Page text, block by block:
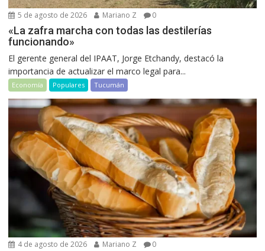
5 de agosto de 2026 Mariano Z 0
«La zafra marcha con todas las destilerías
funcionando»
El gerente general del IPAAT, Jorge Etchandy, destacó la
importancia de actualizar el marco legal para...
Economía Populares Tucumán
4 de agosto de 2026 Mariano Z 0